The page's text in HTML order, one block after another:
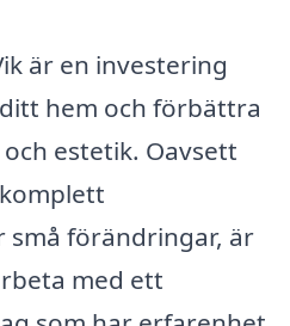
är en investering
hem och förbättra
estetik. Oavsett
förändringar, är
med ett